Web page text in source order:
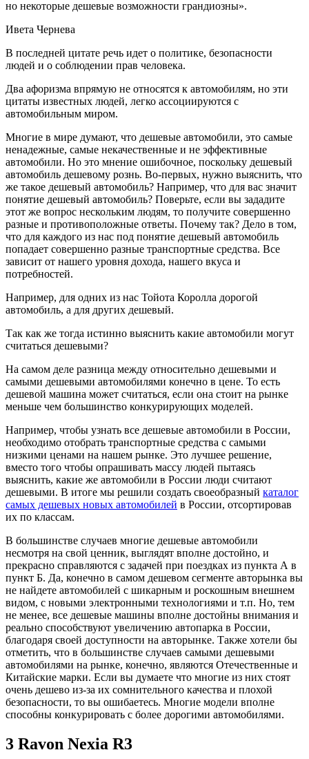
но некоторые дешевые возможности грандиозны».
Ивета Чернева
В последней цитате речь идет о политике, безопасности
людей и о соблюдении прав человека.
Два афоризма впрямую не относятся к автомобилям, но эти
цитаты известных людей, легко ассоциируются с
автомобильным миром.
Многие в мире думают, что дешевые автомобили, это самые
ненадежные, самые некачественные и не эффективные
автомобили. Но это мнение ошибочное, поскольку дешевый
автомобиль дешевому рознь. Во-первых, нужно выяснить, что
же такое дешевый автомобиль? Например, что для вас значит
понятие дешевый автомобиль? Поверьте, если вы зададите
этот же вопрос нескольким людям, то получите совершенно
разные и противоположные ответы. Почему так? Дело в том,
что для каждого из нас под понятие дешевый автомобиль
попадает совершенно разные транспортные средства. Все
зависит от нашего уровня дохода, нашего вкуса и
потребностей.
Например, для одних из нас Тойота Королла дорогой
автомобиль, а для других дешевый.
Так как же тогда истинно выяснить какие автомобили могут
считаться дешевыми?
На самом деле разница между относительно дешевыми и
самыми дешевыми автомобилями конечно в цене. То есть
дешевой машина может считаться, если она стоит на рынке
меньше чем большинство конкурирующих моделей.
Например, чтобы узнать все дешевые автомобили в России,
необходимо отобрать транспортные средства с самыми
низкими ценами на нашем рынке. Это лучшее решение,
вместо того чтобы опрашивать массу людей пытаясь
выяснить, какие же автомобили в России люди считают
дешевыми. В итоге мы решили создать своеобразный каталог
самых дешевых новых автомобилей в России, отсортировав
их по классам.
В большинстве случаев многие дешевые автомобили
несмотря на свой ценник, выглядят вполне достойно, и
прекрасно справляются с задачей при поездках из пункта А в
пункт Б. Да, конечно в самом дешевом сегменте авторынка вы
не найдете автомобилей с шикарным и роскошным внешнем
видом, с новыми электронными технологиями и т.п. Но, тем
не менее, все дешевые машины вполне достойны внимания и
реально способствуют увеличению автопарка в России,
благодаря своей доступности на авторынке. Также хотели бы
отметить, что в большинстве случаев самыми дешевыми
автомобилями на рынке, конечно, являются Отечественные и
Китайские марки. Если вы думаете что многие из них стоят
очень дешево из-за их сомнительного качества и плохой
безопасности, то вы ошибаетесь. Многие модели вполне
способны конкурировать с более дорогими автомобилями.
3 Ravon Nexia R3